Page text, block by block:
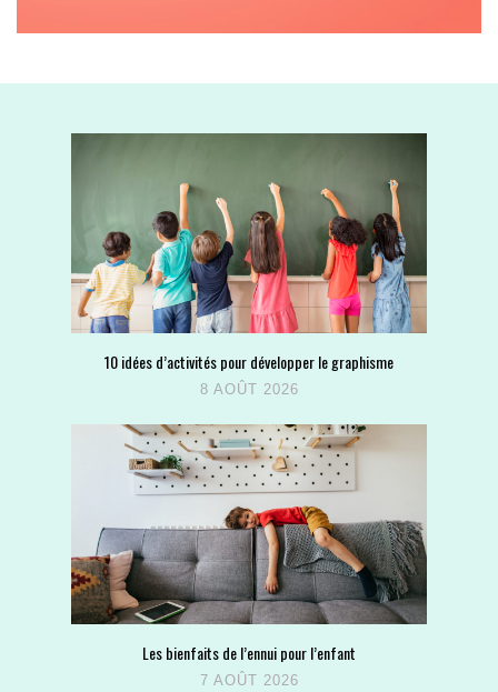
10 idées d’activités pour développer le graphisme
8 AOÛT 2026
Les bienfaits de l’ennui pour l’enfant
7 AOÛT 2026